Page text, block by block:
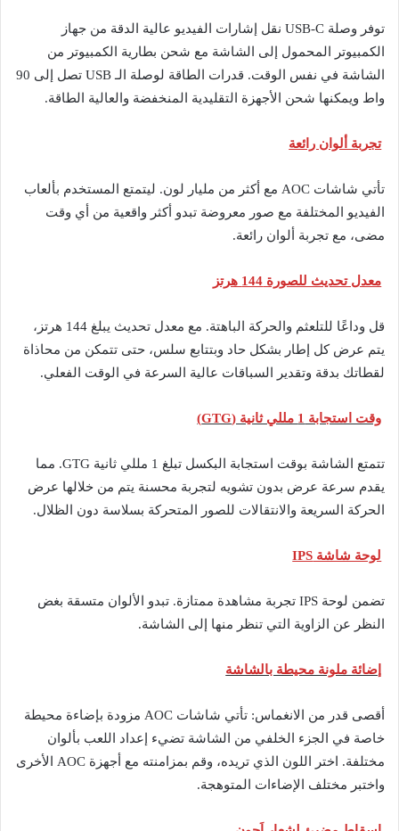
توفر وصلة USB-C نقل إشارات الفيديو عالية الدقة من جهاز
الكمبيوتر المحمول إلى الشاشة مع شحن بطارية الكمبيوتر من
الشاشة في نفس الوقت. قدرات الطاقة لوصلة الـ USB تصل إلى 90
واط ويمكنها شحن الأجهزة التقليدية المنخفضة والعالية الطاقة.
تجربة ألوان رائعة
تأتي شاشات AOC مع أكثر من مليار لون. ليتمتع المستخدم بألعاب
الفيديو المختلفة مع صور معروضة تبدو أكثر واقعية من أي وقت
مضى، مع تجربة ألوان رائعة.
معدل تحديث للصورة 144 هرتز
قل وداعًا للتلعثم والحركة الباهتة. مع معدل تحديث يبلغ 144 هرتز،
يتم عرض كل إطار بشكل حاد وبتتابع سلس، حتى تتمكن من محاذاة
لقطاتك بدقة وتقدير السباقات عالية السرعة في الوقت الفعلي.
وقت استجابة 1 مللي ثانية (GTG)
تتمتع الشاشة بوقت استجابة البكسل تبلغ 1 مللي ثانية GTG. مما
يقدم سرعة عرض بدون تشويه لتجربة محسنة يتم من خلالها عرض
الحركة السريعة والانتقالات للصور المتحركة بسلاسة دون الظلال.
لوحة شاشة IPS
تضمن لوحة IPS تجربة مشاهدة ممتازة. تبدو الألوان متسقة بغض
النظر عن الزاوية التي تنظر منها إلى الشاشة.
إضائة ملونة محيطة بالشاشة
أقصى قدر من الانغماس: تأتي شاشات AOC مزودة بإضاءة محيطة
خاصة في الجزء الخلفي من الشاشة تضيء إعداد اللعب بألوان
مختلفة. اختر اللون الذي تريده، وقم بمزامنته مع أجهزة AOC الأخرى
واختبر مختلف الإضاءات المتوهجة.